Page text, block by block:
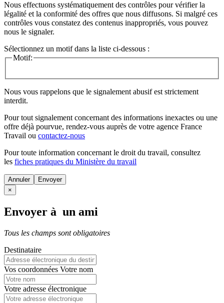
Nous effectuons systématiquement des contrôles pour vérifier la
légalité et la conformité des offres que nous diffusons. Si malgré ces
contrôles vous constatez des contenus inappropriés, vous pouvez
nous le signaler.
Sélectionnez un motif dans la liste ci-dessous :
Motif:
Nous vous rappelons que le signalement abusif est strictement
interdit.
Pour tout signalement concernant des informations inexactes ou une
offre déjà pourvue, rendez-vous auprès de votre agence France
Travail ou contactez-nous
Pour toute information concernant le droit du travail, consultez
les fiches pratiques du Ministère du travail
Annuler
×
Envoyer à un ami
Tous les champs sont obligatoires
Destinataire
Vos coordonnées Votre nom
Votre adresse électronique